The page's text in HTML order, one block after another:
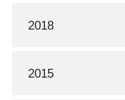
2018
2015